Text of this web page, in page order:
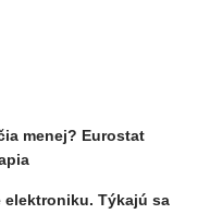
menej? Eurostat
elektroniku. Týkajú sa